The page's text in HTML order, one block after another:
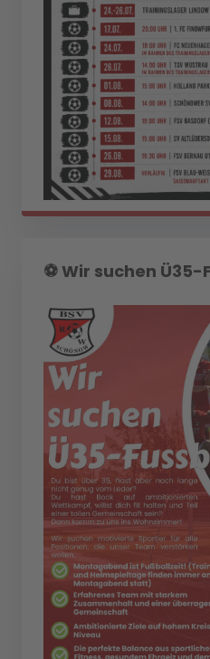
⚽️ Wir suchen Ü35-